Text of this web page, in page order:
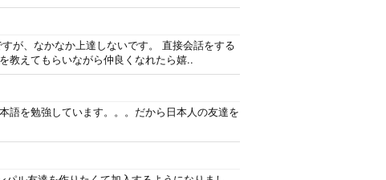
が、なかなか上達しないです。 直接会話をする
教えてもらいながら仲良くなれたら嬉..
語を勉強しています。。。だから日本人の友達を